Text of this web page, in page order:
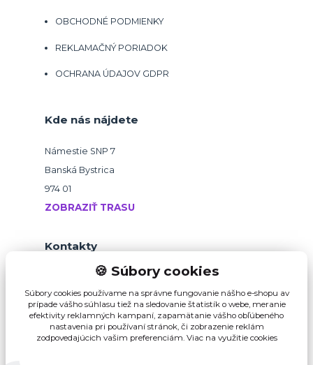
OBCHODNÉ PODMIENKY
REKLAMAČNÝ PORIADOK
OCHRANA ÚDAJOV GDPR
Kde nás nájdete
Námestie SNP 7
Banská Bystrica
974 01
ZOBRAZIŤ TRASU
Kontakty
b2b@pikvalitu.sk
🍪 Súbory cookies
Súbory cookies používame na správne fungovanie nášho e-shopu av
prípade vášho súhlasu tiež na sledovanie štatistík o webe, meranie
efektivity reklamných kampaní, zapamätanie vášho obľúbeného
nastavenia pri používaní stránok, či zobrazenie reklám
zodpovedajúcich vašim preferenciám. Viac na využitie cookies